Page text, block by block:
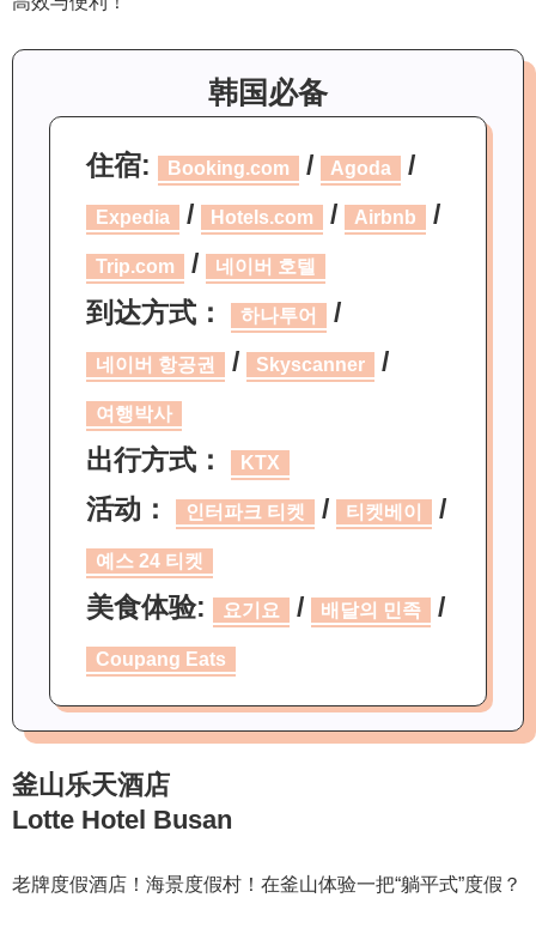
韩国必备
住宿: Booking.com / Agoda /
Expedia / Hotels.com / Airbnb /
Trip.com / 네이버 호텔
到达方式： 하나투어 /
네이버 항공권 / Skyscanner /
여행박사
出行方式： KTX
活动： 인터파크 티켓 / 티켓베이 /
예스 24 티켓
美食体验: 요기요 / 배달의 민족 /
Coupang Eats
釜山乐天酒店
Lotte Hotel Busan
老牌度假酒店！海景度假村！在釜山体验一把“躺平式”度假？